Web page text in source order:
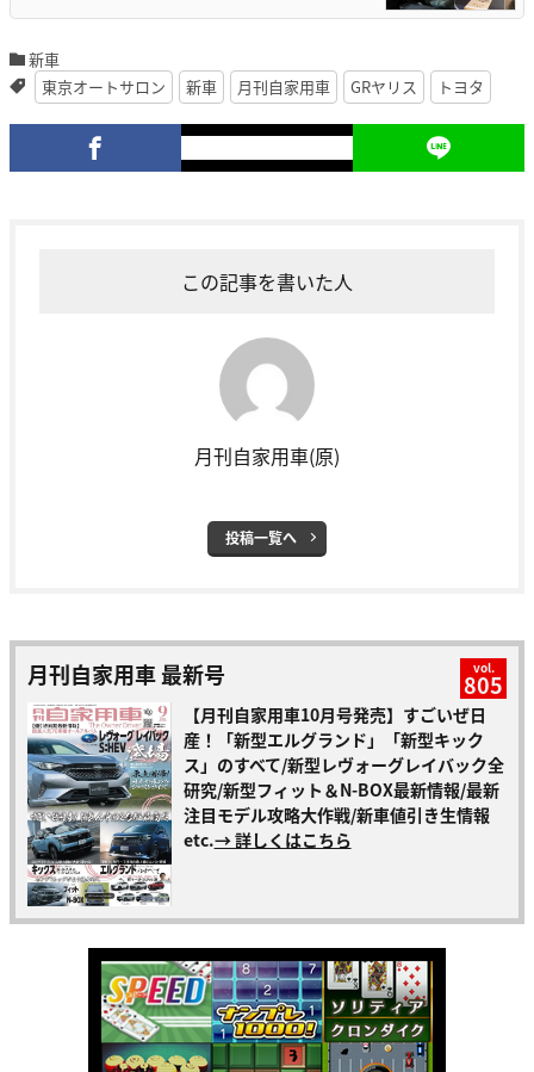
新車
東京オートサロン
新車 月刊自家用車 GRヤリス トヨタ
この記事を書いた人
月刊自家用車(原)
投稿一覧へ
月刊自家用車 最新号 vol.
805
【月刊自家用車10月号発売】すごいぜ日
産！「新型エルグランド」「新型キック
ス」のすべて/新型レヴォーグレイバック全
研究/新型フィット＆N-BOX最新情報/最新
注目モデル攻略大作戦/新車値引き生情報
etc.→ 詳しくはこちら